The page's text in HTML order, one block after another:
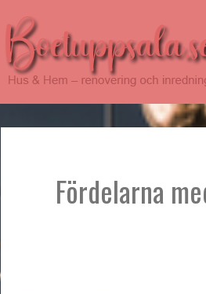
boetuppsala.se
Hus & Hem – renovering och inredning
Fördelarna